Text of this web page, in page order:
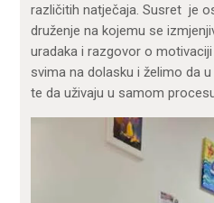
različitih natječaja. Susret je
druženje na kojemu se
uradaka i razgovor o
svima na dolasku i želimo da
te da uživaju u samom